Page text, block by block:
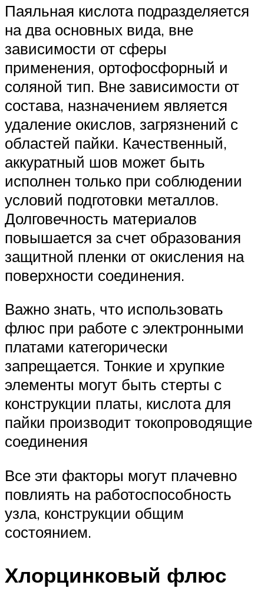
Паяльная кислота подразделяется
на два основных вида, вне
зависимости от сферы
применения, ортофосфорный и
соляной тип. Вне зависимости от
состава, назначением является
удаление окислов, загрязнений с
областей пайки. Качественный,
аккуратный шов может быть
исполнен только при соблюдении
условий подготовки металлов.
Долговечность материалов
повышается за счет образования
защитной пленки от окисления на
поверхности соединения.
Важно знать, что использовать
флюс при работе с электронными
платами категорически
запрещается. Тонкие и хрупкие
элементы могут быть стерты с
конструкции платы, кислота для
пайки производит токопроводящие
соединения
Все эти факторы могут плачевно
повлиять на работоспособность
узла, конструкции общим
состоянием.
Хлорцинковый флюс